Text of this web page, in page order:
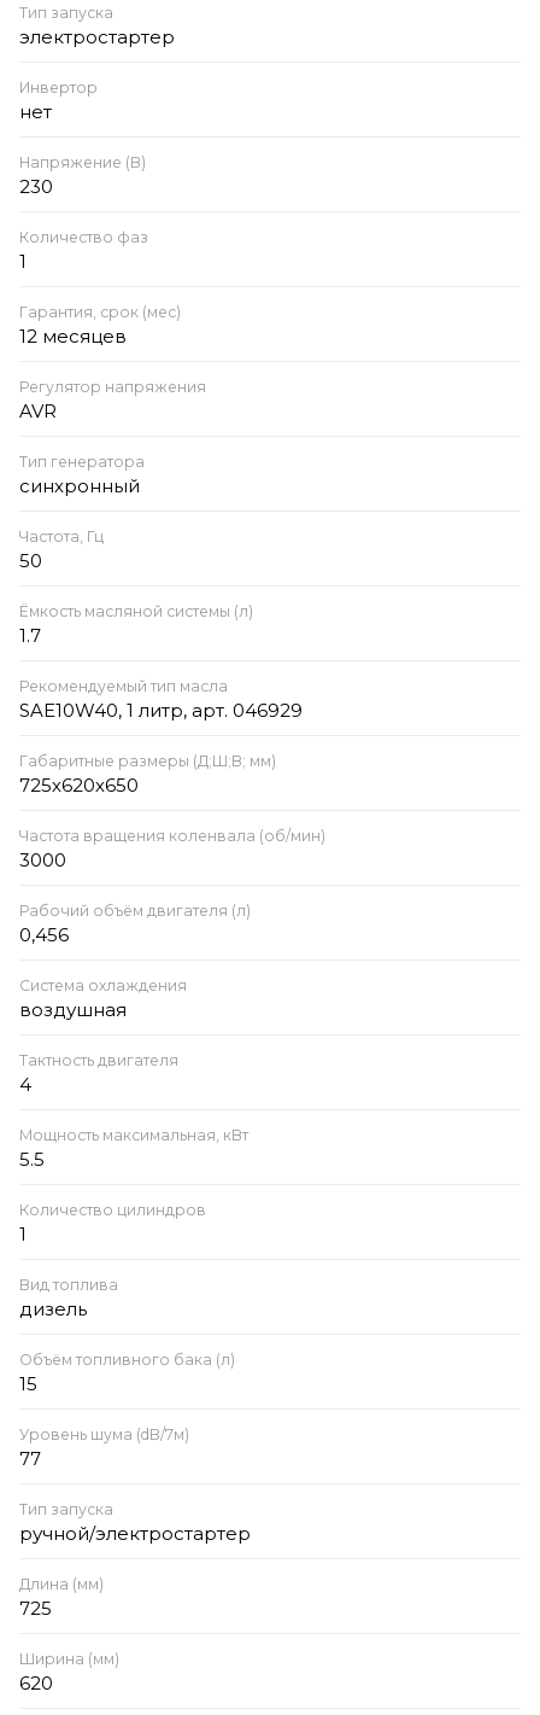
Тип запуска
электростартер
Инвертор
нет
Напряжение (В)
230
Количество фаз
1
Гарантия, срок (мес)
12 месяцев
Регулятор напряжения
AVR
Тип генератора
синхронный
Частота, Гц
50
Ёмкость масляной системы (л)
1.7
Рекомендуемый тип масла
SAE10W40, 1 литр, арт. 046929
Габаритные размеры (Д;Ш;В; мм)
725х620х650
Частота вращения коленвала (об/мин)
3000
Рабочий объём двигателя (л)
0,456
Система охлаждения
воздушная
Тактность двигателя
4
Мощность максимальная, кВт
5.5
Количество цилиндров
1
Вид топлива
дизель
Объём топливного бака (л)
15
Уровень шума (dB/7м)
77
Тип запуска
ручной/электростартер
Длина (мм)
725
Ширина (мм)
620